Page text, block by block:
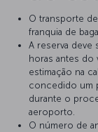
O transporte
franquia de
A reserva deve
horas antes do
estimação na
concedido um
durante o
aeroporto.
O número de